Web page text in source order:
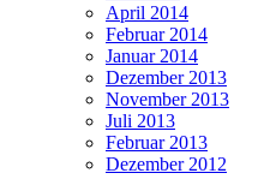
April 2014
Februar 2014
Januar 2014
Dezember 2013
November 2013
Juli 2013
Februar 2013
Dezember 2012